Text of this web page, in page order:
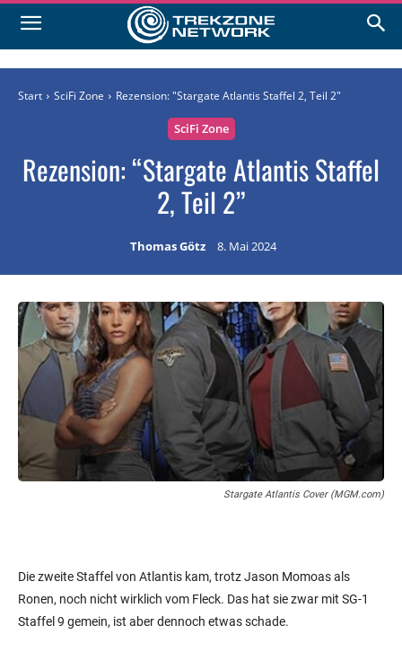
Start SciFi Zone Rezension: "Stargate Atlantis Staffel 2, Teil 2"
SciFi Zone
Rezension: “Stargate Atlantis Staffel
2, Teil 2”
Thomas Götz 8. Mai 2024
Stargate Atlantis Cover (MGM.com)
Die zweite Staffel von Atlantis kam, trotz Jason Momoas als
Ronen, noch nicht wirklich vom Fleck. Das hat sie zwar mit SG-1
Staffel 9 gemein, ist aber dennoch etwas schade.